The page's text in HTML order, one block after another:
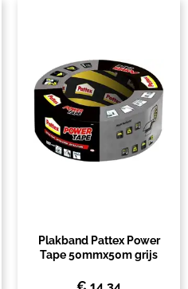
Plakband Pattex Power
Tape 50mmx50m grijs